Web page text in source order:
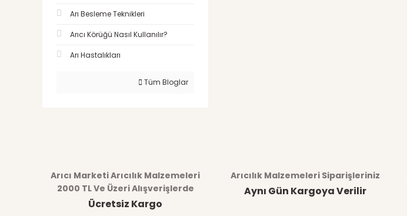
Arı Besleme Teknikleri
Arıcı Körüğü Nasıl Kullanılır?
Arı Hastalıkları
Tüm Bloglar
Arıcı Marketi Arıcılık Malzemeleri
2000 TL Ve Üzeri Alışverişlerde
Ücretsiz Kargo
Arıcılık Malzemeleri Siparişleriniz
Aynı Gün Kargoya Verilir